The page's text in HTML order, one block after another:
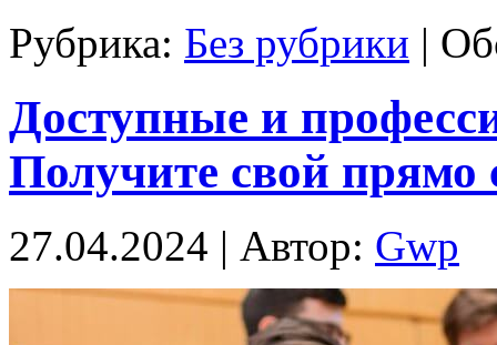
Рубрика: Без рубрики |
Доступные и
Получите свой прямо
27.04.2024 | Автор: Gwp